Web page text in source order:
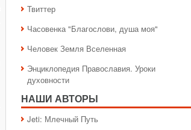
Твиттер
Часовенка "Благослови, душа моя"
Человек Земля Вселенная
Энциклопедия Православия. Уроки
духовности
НАШИ АВТОРЫ
Jeti: Млечный Путь